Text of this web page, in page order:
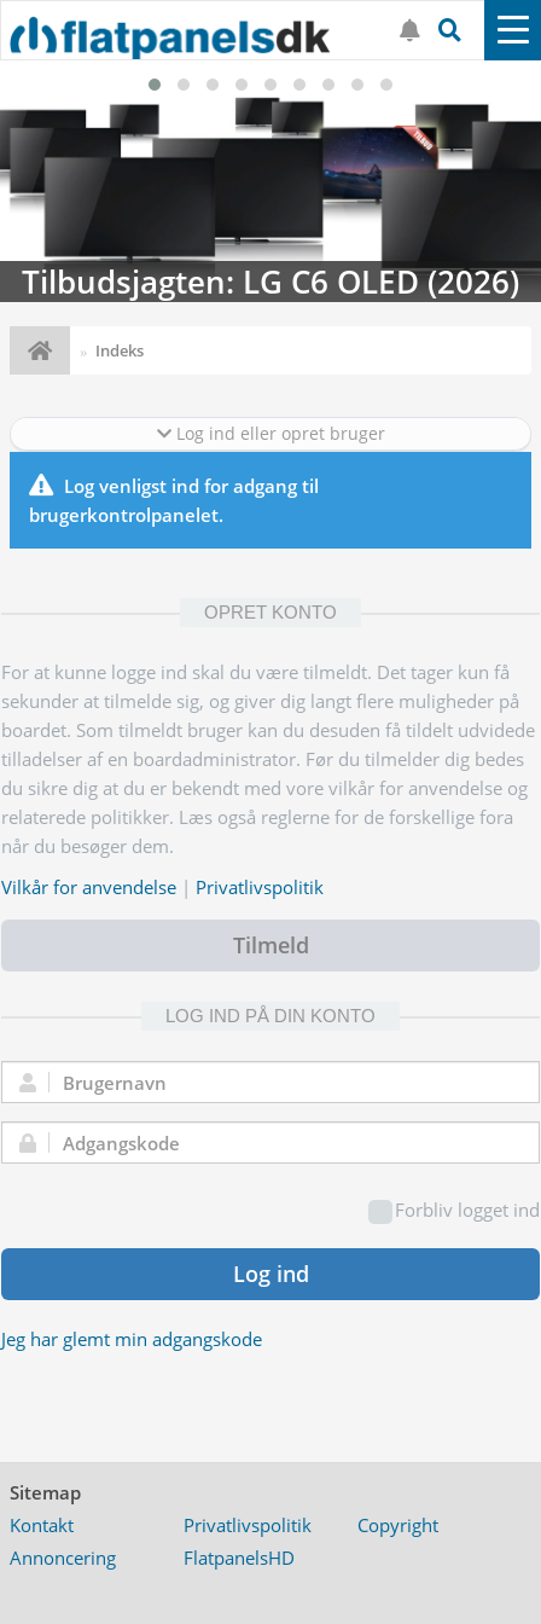
Tilbudsjagten: LG C6 OLED (2026)
Indeks
Log ind eller opret bruger
Log venligst ind for adgang til
brugerkontrolpanelet.
OPRET KONTO
For at kunne logge ind skal du være tilmeldt. Det tager kun få
sekunder at tilmelde sig, og giver dig langt flere muligheder på
boardet. Som tilmeldt bruger kan du desuden få tildelt udvidede
tilladelser af en boardadministrator. Før du tilmelder dig bedes
du sikre dig at du er bekendt med vore vilkår for anvendelse og
relaterede politikker. Læs også reglerne for de forskellige fora
når du besøger dem.
Vilkår for anvendelse | Privatlivspolitik
Tilmeld
LOG IND PÅ DIN KONTO
Brugernavn:
Adgangskode:
Forbliv logget ind
Log ind
Jeg har glemt min adgangskode
Sitemap
Kontakt
Privatlivspolitik
Copyright
Annoncering
FlatpanelsHD